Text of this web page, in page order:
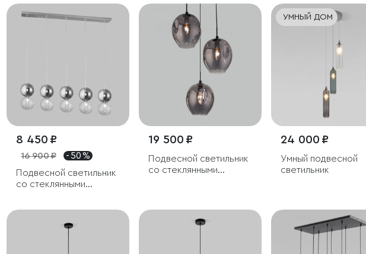
8 450 ₽
16 900 ₽
- 50 %
Подвесной светильник
со стеклянными
19 500 ₽
Подвесной светильник
со стеклянными
УМНЫЙ ДОМ
24 000 ₽
Умный подвесной
светильник